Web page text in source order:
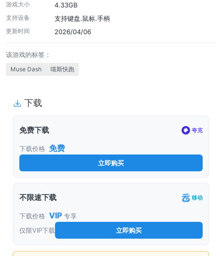
游戏大小 4.33GB
支持设备 支持键盘.鼠标.手柄
更新时间 2026/04/06
该游戏的标签：
Muse Dash 喵斯快跑
下载
免费下载 夸克
下载价格 免费
立即购买
不限速下载 移动
下载价格 VIP 专享
仅限VIP下载
立即购买